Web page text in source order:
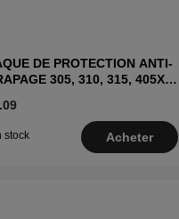
DE PROTECTION ANTI-
305, 310, 315, 405X,
stock Acheter